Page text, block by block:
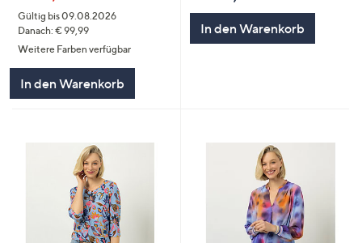
Gültig bis 09.08.2026
Danach: € 99,99
Weitere Farben verfügbar
In den Warenkorb
In den Warenkorb